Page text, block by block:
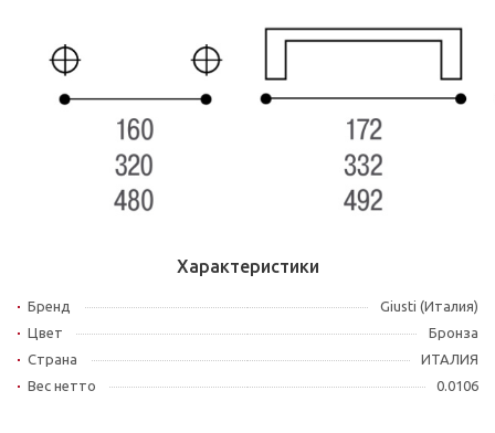
Характеристики
Бренд
Giusti (Италия)
Цвет
Бронза
Страна
ИТАЛИЯ
Вес нетто
0.0106